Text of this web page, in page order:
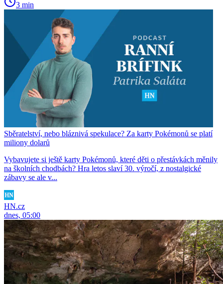
3 min
Sběratelství, nebo bláznivá spekulace? Za karty Pokémonů se platí
miliony dolarů
Vybavujete si ještě karty Pokémonů, které děti o přestávkách měnily
na školních chodbách? Hra letos slaví 30. výročí, z nostalgické
zábavy se ale v...
HN.cz
dnes, 05:00